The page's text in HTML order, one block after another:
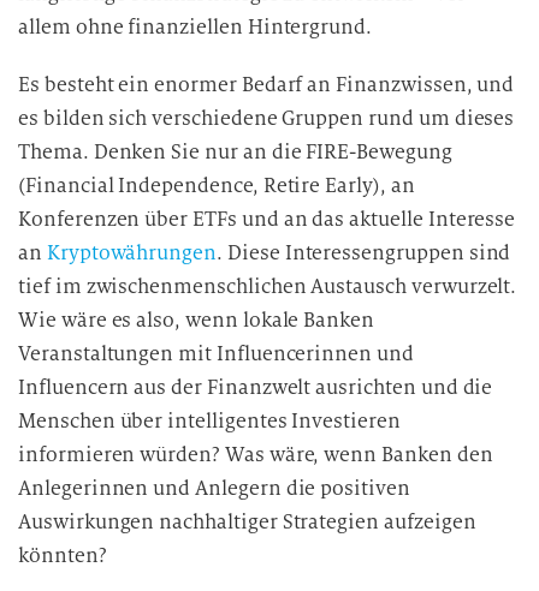
allem ohne finanziellen Hintergrund.
Es besteht ein enormer Bedarf an Finanzwissen, und
es bilden sich verschiedene Gruppen rund um dieses
Thema. Denken Sie nur an die FIRE-Bewegung
(Financial Independence, Retire Early), an
Konferenzen über ETFs und an das aktuelle Interesse
an Kryptowährungen. Diese Interessengruppen sind
tief im zwischenmenschlichen Austausch verwurzelt.
Wie wäre es also, wenn lokale Banken
Veranstaltungen mit Influencerinnen und
Influencern aus der Finanzwelt ausrichten und die
Menschen über intelligentes Investieren
informieren würden? Was wäre, wenn Banken den
Anlegerinnen und Anlegern die positiven
Auswirkungen nachhaltiger Strategien aufzeigen
könnten?